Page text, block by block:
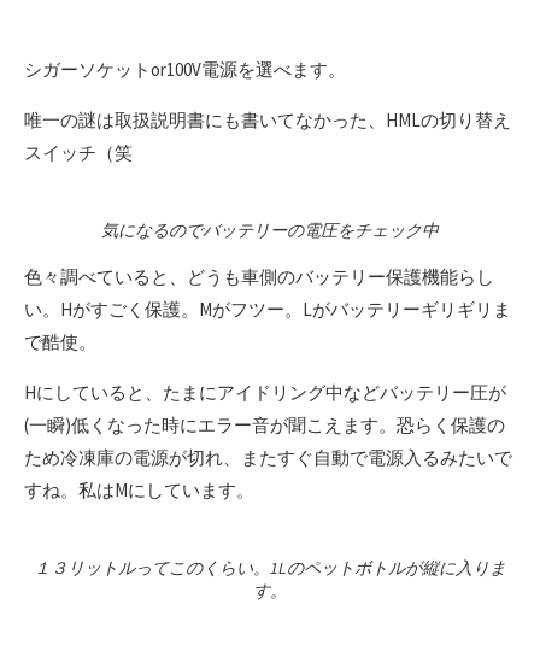
シガーソケットor100V電源を選べます。
唯一の謎は取扱説明書にも書いてなかった、HMLの切り替え
スイッチ（笑
気になるのでバッテリーの電圧をチェック中
色々調べていると、どうも車側のバッテリー保護機能らし
い。Hがすごく保護。Mがフツー。Lがバッテリーギリギリま
で酷使。
Hにしていると、たまにアイドリング中などバッテリー圧が
(一瞬)低くなった時にエラー音が聞こえます。恐らく保護の
ため冷凍庫の電源が切れ、またすぐ自動で電源入るみたいで
すね。私はMにしています。
１３リットルってこのくらい。1Lのペットボトルが縦に入りま
す。